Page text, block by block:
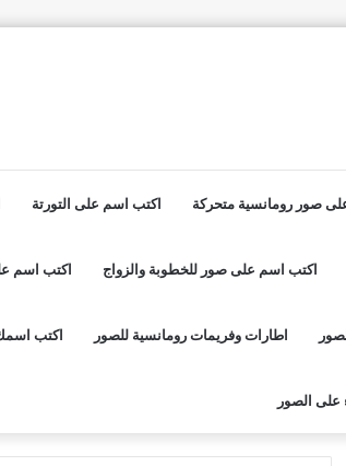
صور رومانسية متحركة اكتب اسم على التورتة
اكتب اسم على صور للخطوبة والزواج اكتب اسم
اطارات وفريمات رومانسية للصور اكتب
الصور